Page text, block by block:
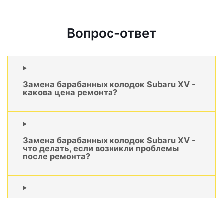
Вопрос-ответ
Замена барабанных колодок Subaru XV -
какова цена ремонта?
Замена барабанных колодок Subaru XV -
что делать, если возникли проблемы
после ремонта?